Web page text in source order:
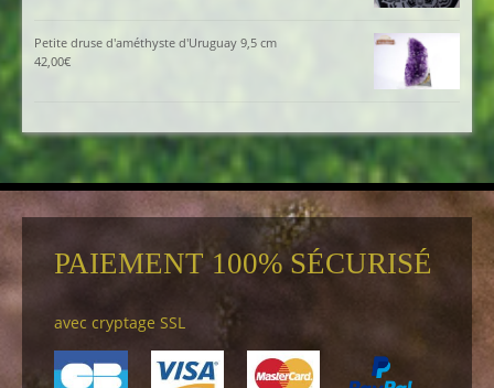
Petite druse d'améthyste d'Uruguay 9,5 cm
42,00€
PAIEMENT 100% SÉCURISÉ
avec cryptage SSL